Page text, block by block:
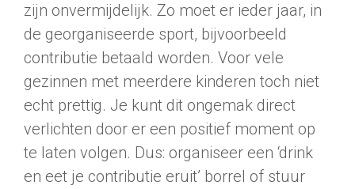
zijn onvermijdelijk. Zo moet er ieder jaar, in
de georganiseerde sport, bijvoorbeeld
contributie betaald worden. Voor vele
gezinnen met meerdere kinderen toch niet
echt prettig. Je kunt dit ongemak direct
verlichten door er een positief moment op
te laten volgen. Dus: organiseer een ‘drink
en eet je contributie eruit’ borrel of stuur